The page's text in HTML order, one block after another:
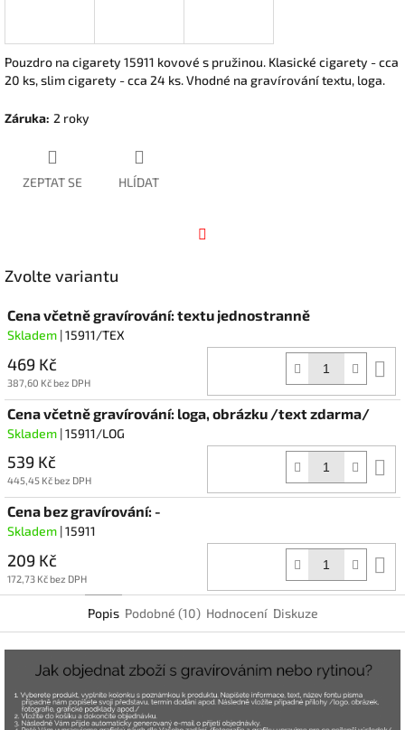
Pouzdro na cigarety 15911 kovové s pružinou. Klasické cigarety - cca
20 ks, slim cigarety - cca 24 ks. Vhodné na gravírování textu, loga.
Záruka: 2 roky
ZEPTAT SE HLÍDAT
Zvolte variantu
Cena včetně gravírování: textu jednostranně
Skladem | 15911/TEX
469 Kč
387,60 Kč bez DPH
Cena včetně gravírování: loga, obrázku /text zdarma/
Skladem | 15911/LOG
539 Kč
445,45 Kč bez DPH
Cena bez gravírování: -
Skladem | 15911
209 Kč
172,73 Kč bez DPH
Popis Podobné (10) Hodnocení Diskuze